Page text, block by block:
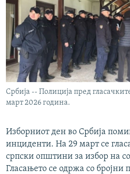
Србија -- Полиција пред
март 2026 година.
Изборниот ден во Србија
инциденти. На 29 март се
српски општини за избор на
Гласањето се одржа со бројни